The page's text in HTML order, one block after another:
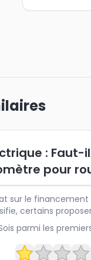
: Faut-
pour
sur le
certains
véhicules
liées aux
équitable et
parmi les